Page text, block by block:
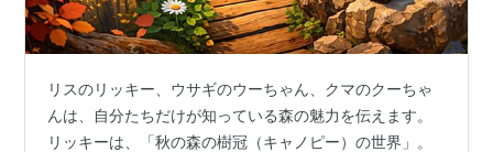
リスのリッキー、ウサギのウーちゃん、クマのクーちゃ
んは、自分たちだけが知っている森の魅力を伝えます。
リッキーは、「秋の森の樹冠（キャノピー）の世界」。